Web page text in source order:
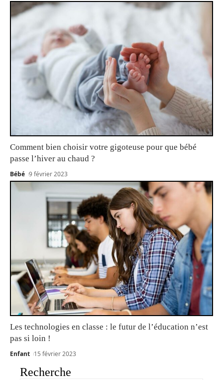
Comment bien choisir votre gigoteuse pour que bébé
passe l’hiver au chaud ?
Bébé 9 février 2023
Les technologies en classe : le futur de l’éducation n’est
pas si loin !
Enfant 15 février 2023
Recherche